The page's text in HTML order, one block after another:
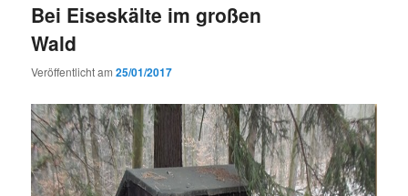
Bei Eiseskälte im großen
Wald
Veröffentlicht am25/01/2017